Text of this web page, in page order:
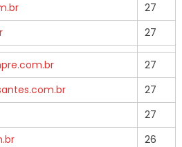
27
27
27
27
27
26